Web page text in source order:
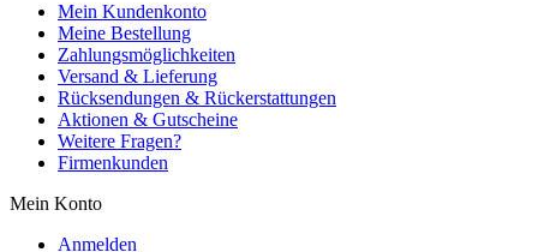
Mein Kundenkonto
Meine Bestellung
Zahlungsmöglichkeiten
Versand & Lieferung
Rücksendungen & Rückerstattungen
Aktionen & Gutscheine
Weitere Fragen?
Firmenkunden
Mein Konto
Anmelden